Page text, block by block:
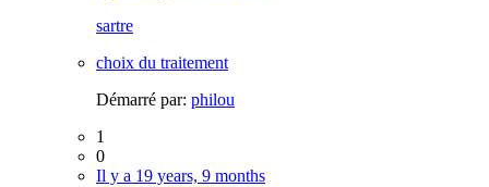
sartre
choix du traitement
Démarré par: philou
1
0
Il y a 19 years, 9 months